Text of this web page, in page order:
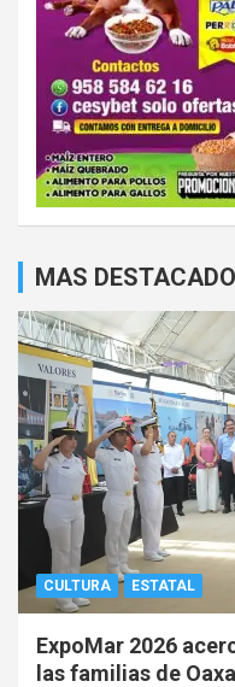
MAS
CULTURA ESTATAL
ExpoMar 2026
las familias de